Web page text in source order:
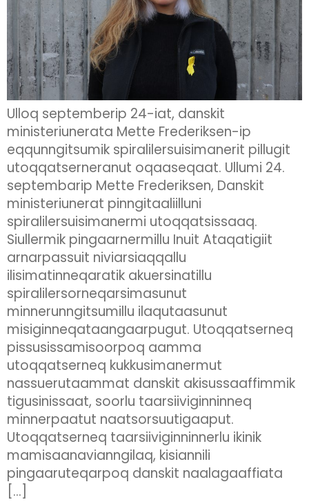
Ulloq septemberip 24-iat, danskit
ministeriunerata Mette Frederiksen-ip
eqqunngitsumik spiralilersuisimanerit pillugit
utoqqatserneranut oqaaseqaat. Ullumi 24.
septembarip Mette Frederiksen, Danskit
ministeriunerat pinngitaaliilluni
spiralilersuisimanermi utoqqatsissaaq.
Siullermik pingaarnermillu Inuit Ataqatigiit
arnarpassuit niviarsiaqqallu
ilisimatinneqaratik akuersinatillu
spiralilersorneqarsimasunut
minnerunngitsumillu ilaqutaasunut
misiginneqataangaarpugut. Utoqqatserneq
pissusissamisoorpoq aamma
utoqqatserneq kukkusimanermut
nassuerutaammat danskit akisussaaffimmik
tigusinissaat, soorlu taarsiiviginninneq
minnerpaatut naatsorsuutigaaput.
Utoqqatserneq taarsiiviginninnerlu ikinik
mamisaanavianngilaq, kisiannili
pingaaruteqarpoq danskit naalagaaffiata
[…]